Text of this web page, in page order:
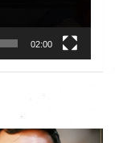
02:00